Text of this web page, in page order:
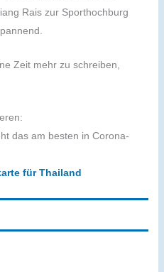
Rais zur Sporthochburg
Zeit mehr zu schreiben,
das am besten in Corona-
für Thailand